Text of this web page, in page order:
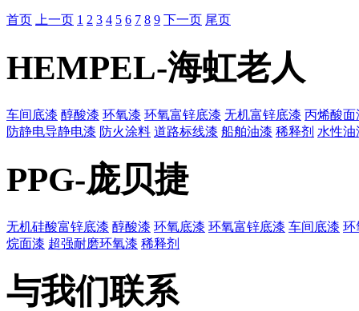
首页 上一页 1 2 3 4 5 6 7 8 9 下一页 尾页
HEMPEL-海虹老人
车间底漆 醇酸漆 环氧漆 环氧富锌底漆 无机富锌底漆 丙烯酸面
防静电导静电漆 防火涂料 道路标线漆 船舶油漆 稀释剂 水性油
PPG-庞贝捷
无机硅酸富锌底漆 醇酸漆 环氧底漆 环氧富锌底漆 车间底漆 环
烷面漆 超强耐磨环氧漆 稀释剂
与我们联系